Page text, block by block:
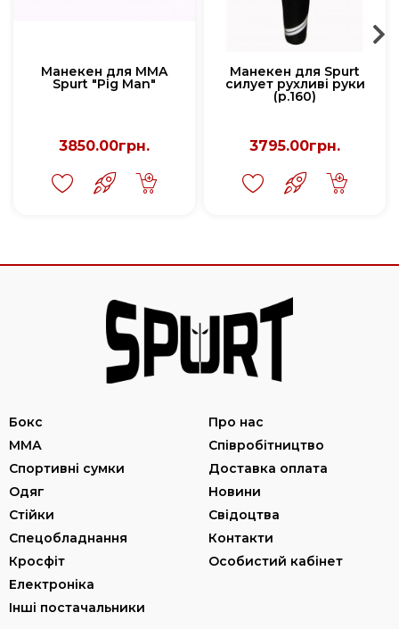
Манекен для MMA
Spurt "Pig Man"
3850.00грн.
Манекен для Spurt
силует рухливі руки
(р.160)
3795.00грн.
Бокс
ММА
Спортивні сумки
Одяг
Стійки
Спецобладнання
Кросфіт
Електроніка
Інші постачальники
Про нас
Співробітництво
Доставка оплата
Новини
Свідоцтва
Контакти
Особистий кабінет